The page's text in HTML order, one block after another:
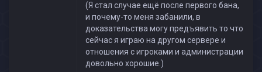
(Я стал случае ещё после первого бана,
и почему-то меня забанили, в
доказательства могу предъявить то что
сейчас я играю на другом сервере и
отношения с игроками и администрации
довольно хорошие.)